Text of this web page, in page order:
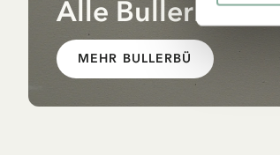
Alle Bullerbü
MEHR BULLERBÜ